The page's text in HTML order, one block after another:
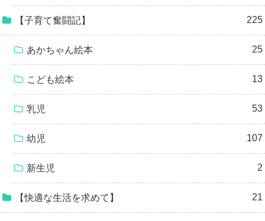
【子育て奮闘記】 225
あかちゃん絵本 25
こども絵本 13
乳児 53
幼児 107
新生児 2
【快適な生活を求めて】 21